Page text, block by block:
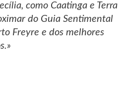
como Caatinga e Terra
do Guia Sentimental
Freyre e dos melhores